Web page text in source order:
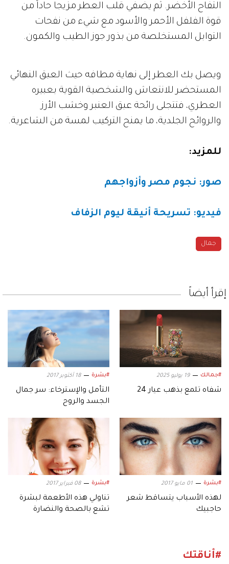
التفاح الأخضر. ثم يضفي قلب العطر مزيجا حاداً من
قوة الفلفل الأحمر والأسود مع شيء من نفحات
التوابل المستخلصة من بذور جوز الطيب والكمون.
ويصل بك العطر إلى نهاية مطافه حيث العبق النهائي
المستحضر للانتعاش والشخصية القوية بعبيره
العطري، فتتجلى رائحة عبق العنبر وخشب الأرز
والروائح الجلدية، ما يمنح التركيب لمسة من الشاعرية.
للمزيد:
صور: نجوم مصر وأزواجهم
فيديو: تسريحة أنيقة ليوم الزفاف
جمال
إقرأ أيضاً
#جمالك 19 يوليو 2025
شفاه تلمع بذهب عيار 24
#بشرة 18 أكتوبر 2017
التأمل والإسترخاء: سر جمال
الجسد والروح
#بشرة 01 مايو 2017
لهذه الأسباب يتساقط شعر
حاجبيك
#بشرة 08 فبراير 2017
تناولي هذه الأطعمة لبشرة
تشع بالصحة والنضارة
#أناقتك